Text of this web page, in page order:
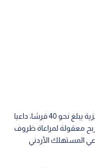
وبين أن سعر البندورة في الأسواق المركزية يبلغ نحو 40 قرشا، داعيا
معقولة لمراعاة ظروف
المستهلك الأردني